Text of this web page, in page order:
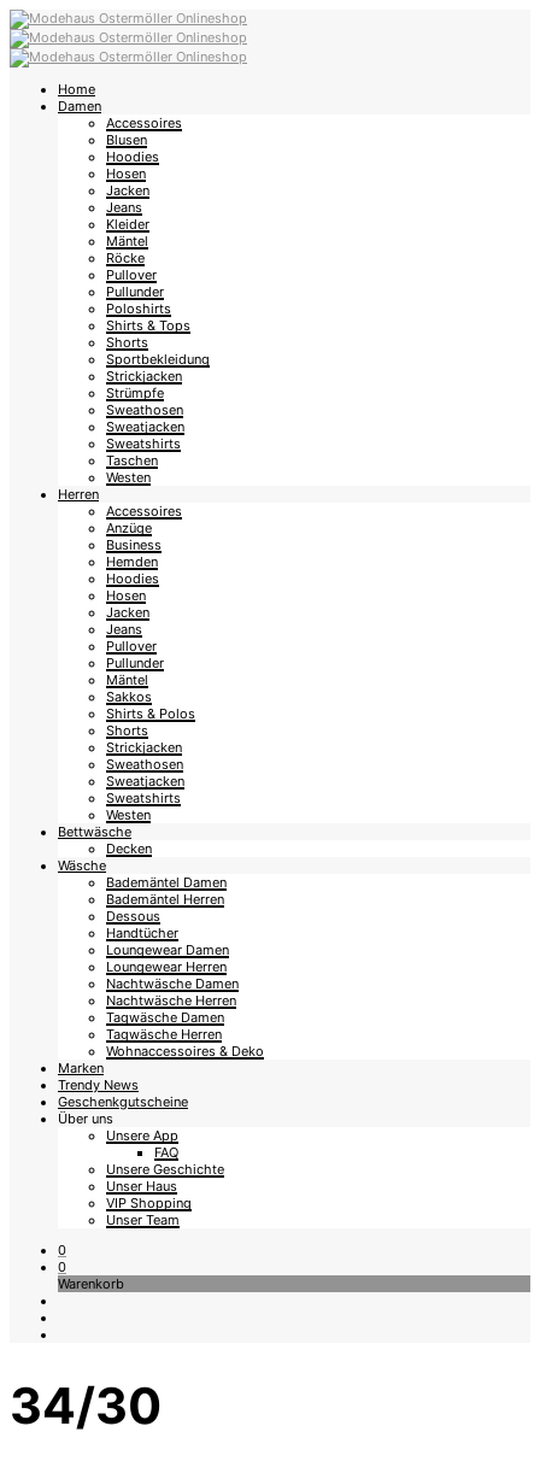
Home
Damen
Accessoires
Blusen
Hoodies
Hosen
Jacken
Jeans
Kleider
Mäntel
Röcke
Pullover
Pullunder
Poloshirts
Shirts & Tops
Shorts
Sportbekleidung
Strickjacken
Strümpfe
Sweathosen
Sweatjacken
Sweatshirts
Taschen
Westen
Herren
Accessoires
Anzüge
Business
Hemden
Hoodies
Hosen
Jacken
Jeans
Pullover
Pullunder
Mäntel
Sakkos
Shirts & Polos
Shorts
Strickjacken
Sweathosen
Sweatjacken
Sweatshirts
Westen
Bettwäsche
Decken
Wäsche
Bademäntel Damen
Bademäntel Herren
Dessous
Handtücher
Loungewear Damen
Loungewear Herren
Nachtwäsche Damen
Nachtwäsche Herren
Tagwäsche Damen
Tagwäsche Herren
Wohnaccessoires & Deko
Marken
Trendy News
Geschenkgutscheine
Über uns
Unsere App
FAQ
Unsere Geschichte
Unser Haus
VIP Shopping
Unser Team
0
0
Warenkorb
34/30